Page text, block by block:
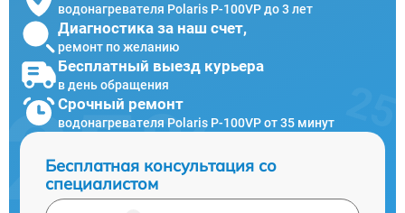
водонагревателя Polaris P-100VP до 3 лет
Диагностика за наш счет,
ремонт по желанию
Бесплатный выезд курьера
в день обращения
Срочный ремонт
водонагревателя Polaris P-100VP от 35 минут
Бесплатная консультация со
специалистом